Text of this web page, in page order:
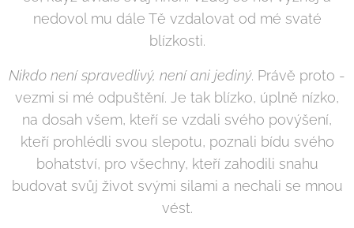
nedovol mu dále Tě vzdalovat od mé svaté
blízkosti.
Nikdo není spravedlivý, není ani jediný. Právě proto -
vezmi si mé odpuštění. Je tak blízko, úplně nízko,
na dosah všem, kteří se vzdali svého povýšení,
kteří prohlédli svou slepotu, poznali bídu svého
bohatství, pro všechny, kteří zahodili snahu
budovat svůj život svými silami a nechali se mnou
vést.